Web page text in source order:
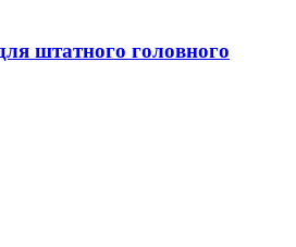
штатного головного